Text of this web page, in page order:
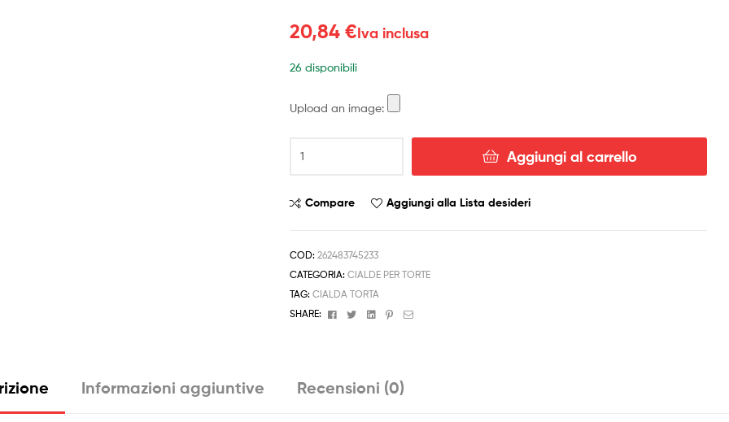
20,84€Iva inclusa
26 disponibili
Upload an image:
CIALDA
in
ZUCCHERO
BIANCA
Pasticceria
Aggiungi al carrello
Compare Aggiungi alla Lista desideri
COD:262483745233
CATEGORIA:CIALDE PER TORTE
TAG:CIALDA TORTA
SHARE:
FacebookTwitterLinkedinPinterest
Email
Informazioni aggiuntive Recensioni (0)